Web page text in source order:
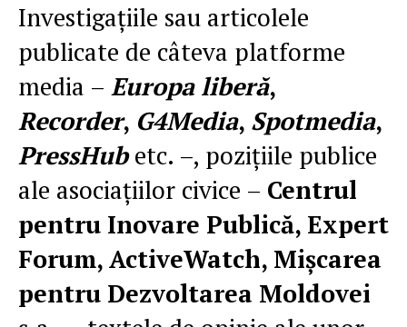
Investigațiile sau articolele
publicate de câteva platforme
media – Europa liberă,
Recorder, G4Media, Spotmedia,
PressHubetc. –, pozițiile publice
ale asociațiilor civice – Centrul
pentru Inovare Publică, Expert
Forum, ActiveWatch, Mișcarea
pentru Dezvoltarea Moldovei